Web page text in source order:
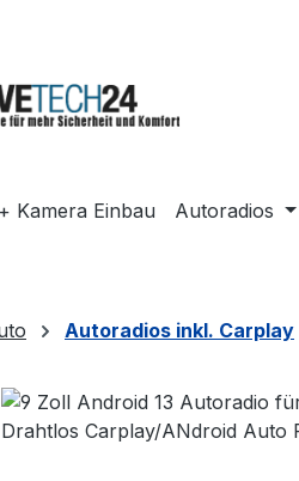
Kamera Einbau Autoradios
Autoradios inkl. Carplay